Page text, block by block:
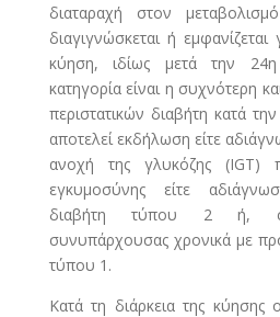
διαταραχή στον
διαγιγνώσκεται ή
κύηση, ιδίως μετά την
κατηγορία είναι η συχνότερη
περιστατικών διαβήτη κατά
αποτελεί εκδήλωση είτε
ανοχή της γλυκόζης (IGT)
εγκυμοσύνης είτε
διαβήτη τύπου 2 ή,
συνυπάρχουσας χρονικά με
τύπου 1.
Κατά τη διάρκεια της κύησης